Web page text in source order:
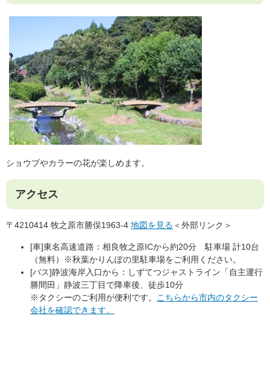
ショウブやカラーの花が楽しめます。
アクセス
〒4210414 牧之原市勝俣1963-4 地図を見る ＜外部リンク＞
[車]東名高速道路：相良牧之原ICから約20分 駐車場 計10台
（無料）※秋葉かりんぽの里駐車場をご利用ください。
[バス]静波海岸入口から：しずてつジャストライン「自主運行
勝間田」静波三丁目で降車後、徒歩10分
※タクシーのご利用が便利です。
こちらから市内のタクシー
会社を確認できます。